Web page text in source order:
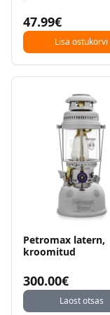
47.99€
Lisa ostukorvi
Petromax latern,
kroomitud
300.00€
Laost otsas